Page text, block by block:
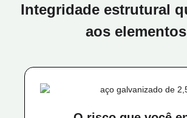
Integridade estrutural
aos elementos